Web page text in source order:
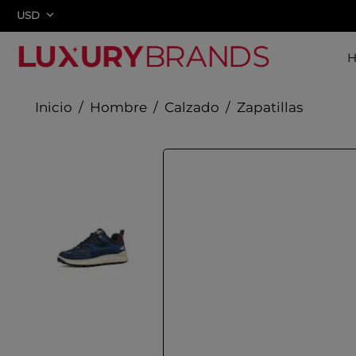
USD
Hombre Calzado Zapatillas